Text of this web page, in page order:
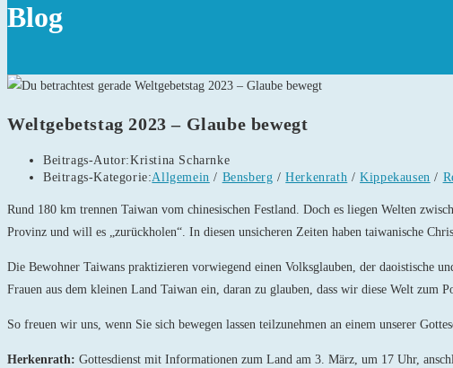
Blog
Weltgebetstag 2023 – Glaube bewegt
Beitrags-Autor:Kristina Scharnke
Beitrags-Kategorie:Allgemein / Bensberg / Herkenrath / Kippekausen /
Rund 180 km trennen Taiwan vom chinesischen Festland. Doch es liegen Welten
Provinz und will es „zurückholen“. In diesen unsicheren Zeiten haben taiwanische
Die Bewohner Taiwans praktizieren vorwiegend einen Volksglauben, der daoistische
Frauen aus dem kleinen Land Taiwan ein, daran zu glauben, dass wir diese Welt zum
So freuen wir uns, wenn Sie sich bewegen lassen teilzunehmen an einem unserer
Herkenrath: Gottesdienst mit Informationen zum Land am 3. März, um 17 Uhr,